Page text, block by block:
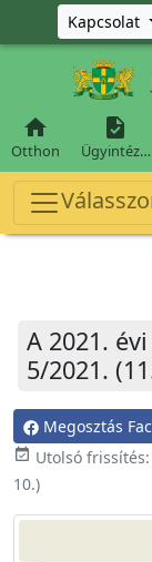
Ugrás a főKapcsolat

Otthon

Ügyintéz…
A 2021.
5/2021.
Megosztás
event_available Utolsó frissítés:
10.)